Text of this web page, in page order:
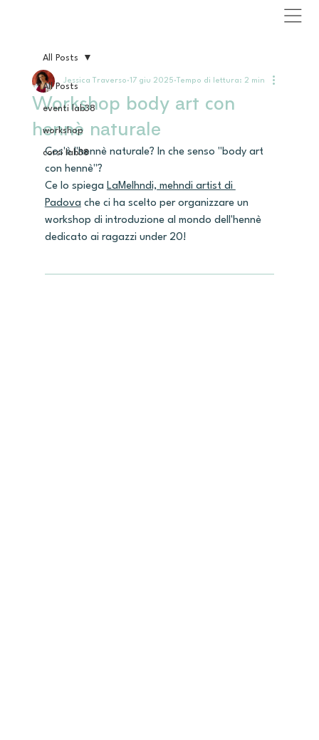
All Posts
eventi lab38
workshop
corsi lab38
All Posts
Workshop body art con
hennè naturale
Jessica Traverso 17 giu 2025 Tempo di lettura: 2 min
Cos'è l'hennè naturale? In che senso "body art
con hennè"?
Ce lo spiega LaMelhndi, mehndi artist di
Padova che ci ha scelto per organizzare un
workshop di introduzione al mondo dell'hennè
dedicato ai ragazzi under 20!